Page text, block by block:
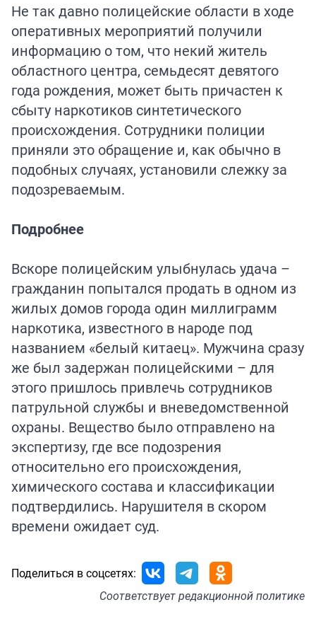
Не так давно полицейские области в ходе
оперативных мероприятий получили
информацию о том, что некий житель
областного центра, семьдесят девятого
года рождения, может быть причастен к
сбыту наркотиков синтетического
происхождения. Сотрудники полиции
приняли это обращение и, как обычно в
подобных случаях, установили слежку за
подозреваемым.
Подробнее
Вскоре полицейским улыбнулась удача –
гражданин попытался продать в одном из
жилых домов города один миллиграмм
наркотика, известного в народе под
названием «белый китаец». Мужчина сразу
же был задержан полицейскими – для
этого пришлось привлечь сотрудников
патрульной службы и вневедомственной
охраны. Вещество было отправлено на
экспертизу, где все подозрения
относительно его происхождения,
химического состава и классификации
подтвердились. Нарушителя в скором
времени ожидает суд.
Поделиться в соцсетях:
Соответствуетредакционной политике